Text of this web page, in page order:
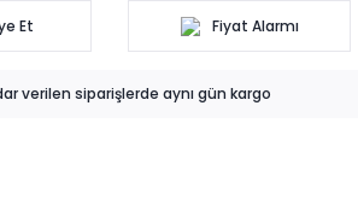
Et Fiyat Alarmı
verilen siparişlerde aynı gün kargo